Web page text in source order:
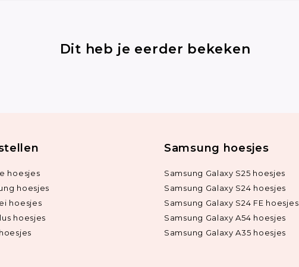
Dit heb je eerder bekeken
hoesjes
hoesjes
hoesjes
hoesjes
Samsung hoesjes
Samsung Galaxy S25 hoesjes
Samsung Galaxy S24 hoesjes
Samsung Galaxy S24 FE hoesjes
Samsung Galaxy A54 hoesjes
Samsung Galaxy A35 hoesjes